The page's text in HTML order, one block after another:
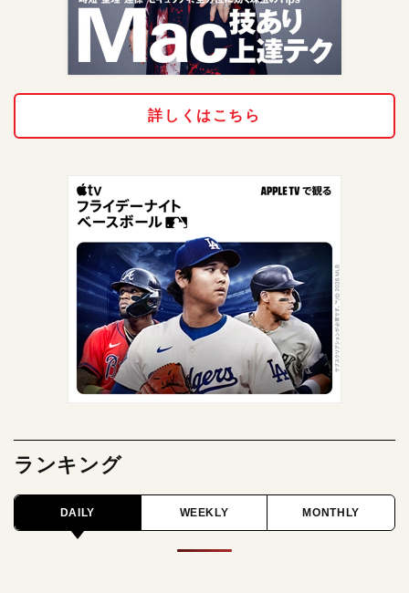
詳しくはこちら
ランキング
DAILY WEEKLY MONTHLY